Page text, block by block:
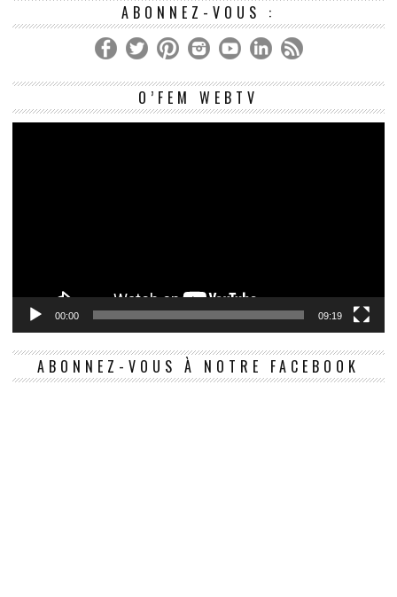
ABONNEZ-VOUS :
O’FEM WEBTV
00:00 09:19
ABONNEZ-VOUS À NOTRE FACEBOOK